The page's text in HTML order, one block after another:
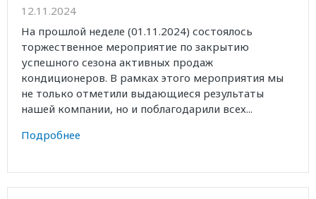
12.11.2024
На прошлой неделе (01.11.2024) состоялось
торжественное мероприятие по закрытию
успешного сезона активных продаж
кондиционеров. В рамках этого мероприятия мы
не только отметили выдающиеся результаты
нашей компании, но и поблагодарили всех...
Подробнее